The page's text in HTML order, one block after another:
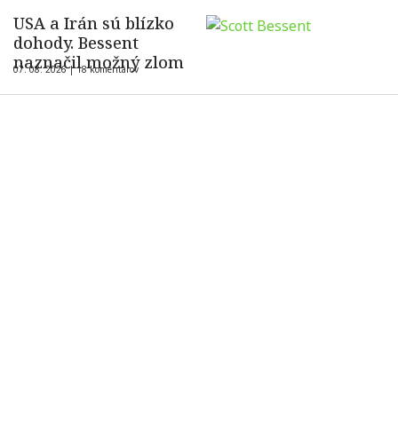
USA a Irán sú blízko
dohody. Bessent
naznačil možný zlom
07. 08. 2026 |18 komentárov